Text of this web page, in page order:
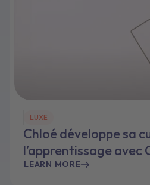
LUXE
Chloé développe sa
l’apprentissage avec
LEARN MORE